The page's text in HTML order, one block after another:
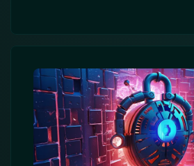
de identificar vulnerabilidades
poderiam ser exploradas por